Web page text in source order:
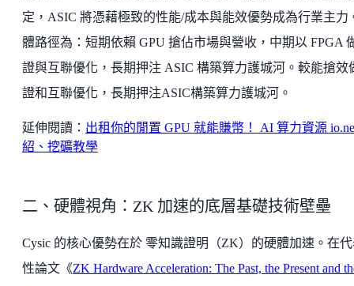
定，ASIC 將憑藉極致的性能/成本與能效優勢成為行業主力
體路徑為：短期依賴 GPU 搶佔市場與營收，中期以 FPGA
證與互聯優化，長期押注 ASIC 構築算力護城河。較能搶效
證和互聯優化，長期押注ASIC構築算力護城河。
延伸閱讀： 出租你的閒置 GPU 就能賺幣！ AI 算力資源
紹、挖礦教學
二、硬體視角：ZK 加速的底層基礎技術壁壘
Cysic 的核心優勢在於 零知識證明（ZK）的硬體加速。在
性論文《ZK Hardware Acceleration: The Past, the Present and